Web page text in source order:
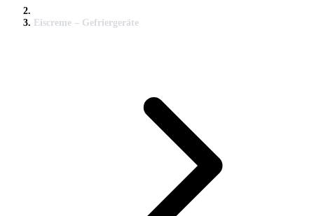
Eiscreme – Gefriergeräte